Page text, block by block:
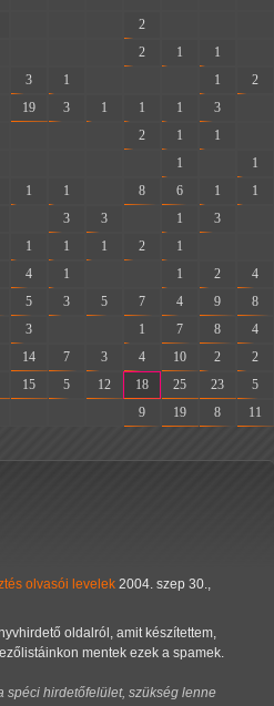
2
2 1 1
3 1 1
2
19 3 1 1 1 3
2 1 1
1
1
1 1 8 6 1
1
3 3 1 3
1 1 1 2 1
4 1 1 2
4
5 3 5 7 4 9
8
3 1 7 8
4
14 7 3 4 10 2
2
15 5 12 18 25 23
5
9 19 8 11
olvasói levelek 2004. szep 30.,
oldalról, amit készítettem,
mentek ezek a spamek.
spéci hirdetőfelület, szükség lenne